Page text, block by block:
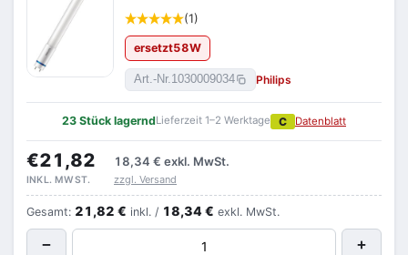
(1)
ersetzt58W
Art.-Nr.1030009034 Philips
23 Stück lagerndLieferzeit 1–2 Werktage C Datenblatt
€21,82 18,34 € exkl. MwSt.
INKL. MWST. zzgl. Versand
Gesamt: 21,82 € inkl. / 18,34 € exkl. MwSt.
− +